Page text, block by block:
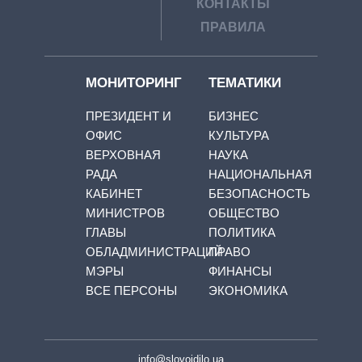
КОНТАКТЫ
ПРАВИЛА
МОНИТОРИНГ
ПРЕЗИДЕНТ И
ОФИС
ВЕРХОВНАЯ
РАДА
КАБИНЕТ
МИНИСТРОВ
ГЛАВЫ
ОБЛАДМИНИСТРАЦИЙ
МЭРЫ
ВСЕ ПЕРСОНЫ
ТЕМАТИКИ
БИЗНЕС
КУЛЬТУРА
НАУКА
НАЦИОНАЛЬНАЯ
БЕЗОПАСНОСТЬ
ОБЩЕСТВО
ПОЛИТИКА
ПРАВО
ФИНАНСЫ
ЭКОНОМИКА
info@slovoidilo.ua